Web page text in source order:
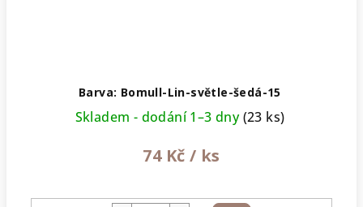
Barva: Bomull-Lin-světle-šedá-15
Skladem - dodání 1–3 dny(23 ks)
74 Kč / ks